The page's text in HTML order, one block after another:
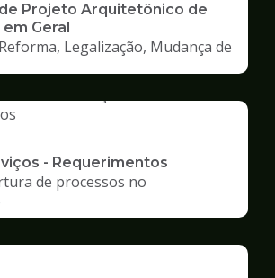
Projeto Arquitetônico de
Geral
Legalização, Mudança de
- Requerimentos
de processos no